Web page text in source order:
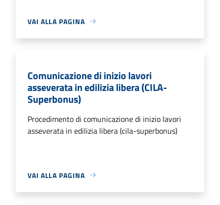
VAI ALLA PAGINA
Comunicazione di inizio lavori
asseverata in edilizia libera (CILA-
Superbonus)
Procedimento di comunicazione di inizio lavori
asseverata in edilizia libera (cila-superbonus)
VAI ALLA PAGINA